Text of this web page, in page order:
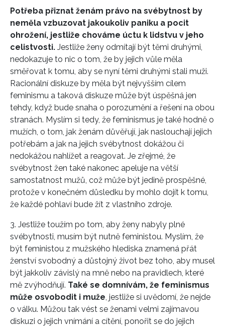
REDAKCE
Potřeba přiznat ženám právo na svébytnost by
neměla vzbuzovat jakoukoliv paniku a pocit
ohrožení, jestliže chováme úctu k lidstvu v jeho
celistvosti. Jestliže ženy odmítají být těmi druhými,
nedokazuje to nic o tom, že by jejich vůle měla
směřovat k tomu, aby se nyní těmi druhými stali muži.
Racionální diskuze by měla být nejvyšším cílem
feminismu a taková diskuze může být úspěšná jen
tehdy, když bude snaha o porozumění a řešení na obou
stranách. Myslím si tedy, že feminismus je také hodně o
mužích, o tom, jak ženám důvěřují, jak naslouchají jejich
potřebám a jak na jejich svébytnost dokážou či
nedokážou nahlížet a reagovat. Je zřejmé, že
svébytnost žen také nakonec apeluje na větší
samostatnost mužů, což může být jedině prospěšné,
protože v konečném důsledku by mohlo dojít k tomu,
že každé pohlaví bude žít z vlastního zdroje.
3. Jestliže toužím po tom, aby ženy nabyly plné
svébytnosti, musím být nutně feministou. Myslím, že
být feministou z mužského hlediska znamená přát
ženství svobodný a důstojný život bez toho, aby musel
být jakkoliv závislý na mně nebo na pravidlech, které
mě zvýhodňují. Také se domnívám, že feminismus
může osvobodit i muže, jestliže si uvědomí, že nejde
o válku. Můžou tak vést se ženami velmi zajímavou
diskuzi o jejich vnímání a cítění, ponořit se do jejich